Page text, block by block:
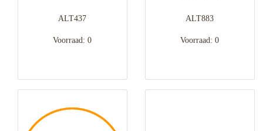
ALT437
Voorraad: 0
ALT883
Voorraad: 0